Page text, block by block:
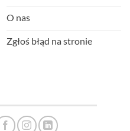
O nas
Zgłoś błąd na stronie